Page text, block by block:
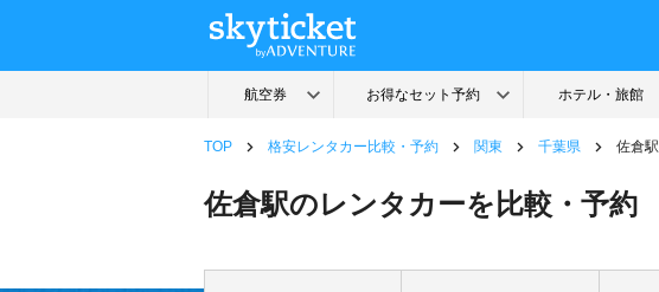
TOP 格安レンタカー比較・予約 関東 千葉県 佐倉駅
佐倉駅のレンタカーを比較・予約